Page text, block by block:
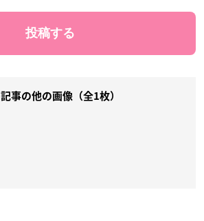
事の他の画像（全1枚）